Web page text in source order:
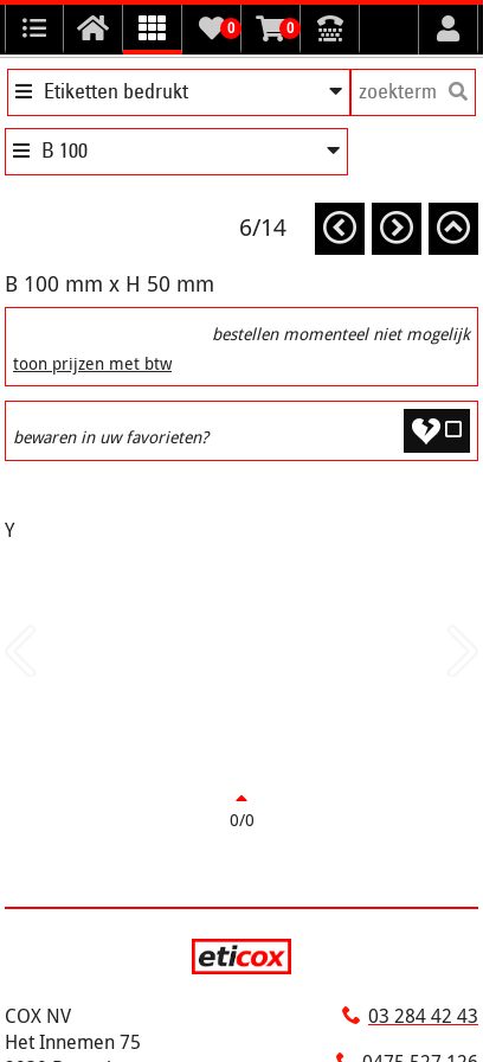
0 0
Etiketten bedrukt
B 100
6/14
B 100 mm x H 50 mm
bestellen momenteel niet mogelijk
toon prijzen met btw
bewaren in uw favorieten?
Y
0/0
COX NV
Het Innemen 75
03 284 42 43